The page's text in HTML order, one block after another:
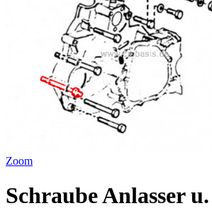
Zoom
Schraube Anlasser